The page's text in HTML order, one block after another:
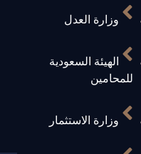
وزارة العدل
الهيئة السعودية
للمحامين
وزارة الاستثمار